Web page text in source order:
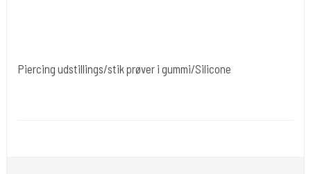
Piercing udstillings/stik prøver i gummi/Silicone